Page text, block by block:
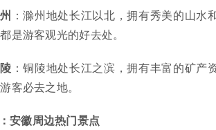
：滁州地处长江以北，拥有秀美的山
是游客观光的好去处。
：铜陵地处长江之滨，拥有丰富的矿
客必去之地。
安徽周边热门景点